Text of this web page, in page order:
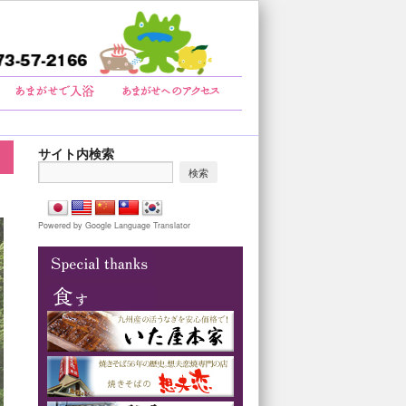
サイト内検索
Powered by Google Language Translator